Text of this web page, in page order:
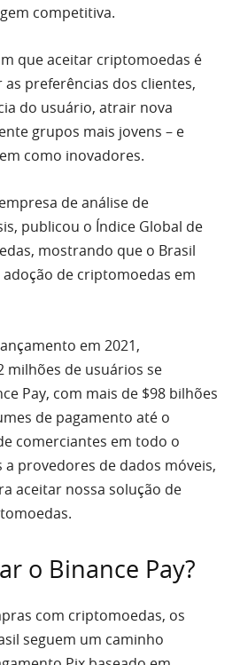
competitiva.
que aceitar criptomoedas é
preferências dos clientes,
do usuário, atrair nova
grupos mais jovens – e
como inovadores.
de análise de
publicou o Índice Global de
mostrando que o Brasil
de criptomoedas em
em 2021,
milhões de usuários se
Pay, com mais de $98 bilhões
de pagamento até o
comerciantes em todo o
provedores de dados móveis,
aceitar nossa solução de
o Binance Pay?
com criptomoedas, os
seguem um caminho